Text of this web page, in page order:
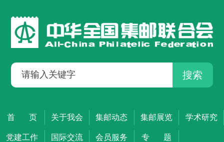
搜索
首 页 关于我会 集邮动态 集邮展览 学术研究
党建工作 国际交流 会员服务 专 题